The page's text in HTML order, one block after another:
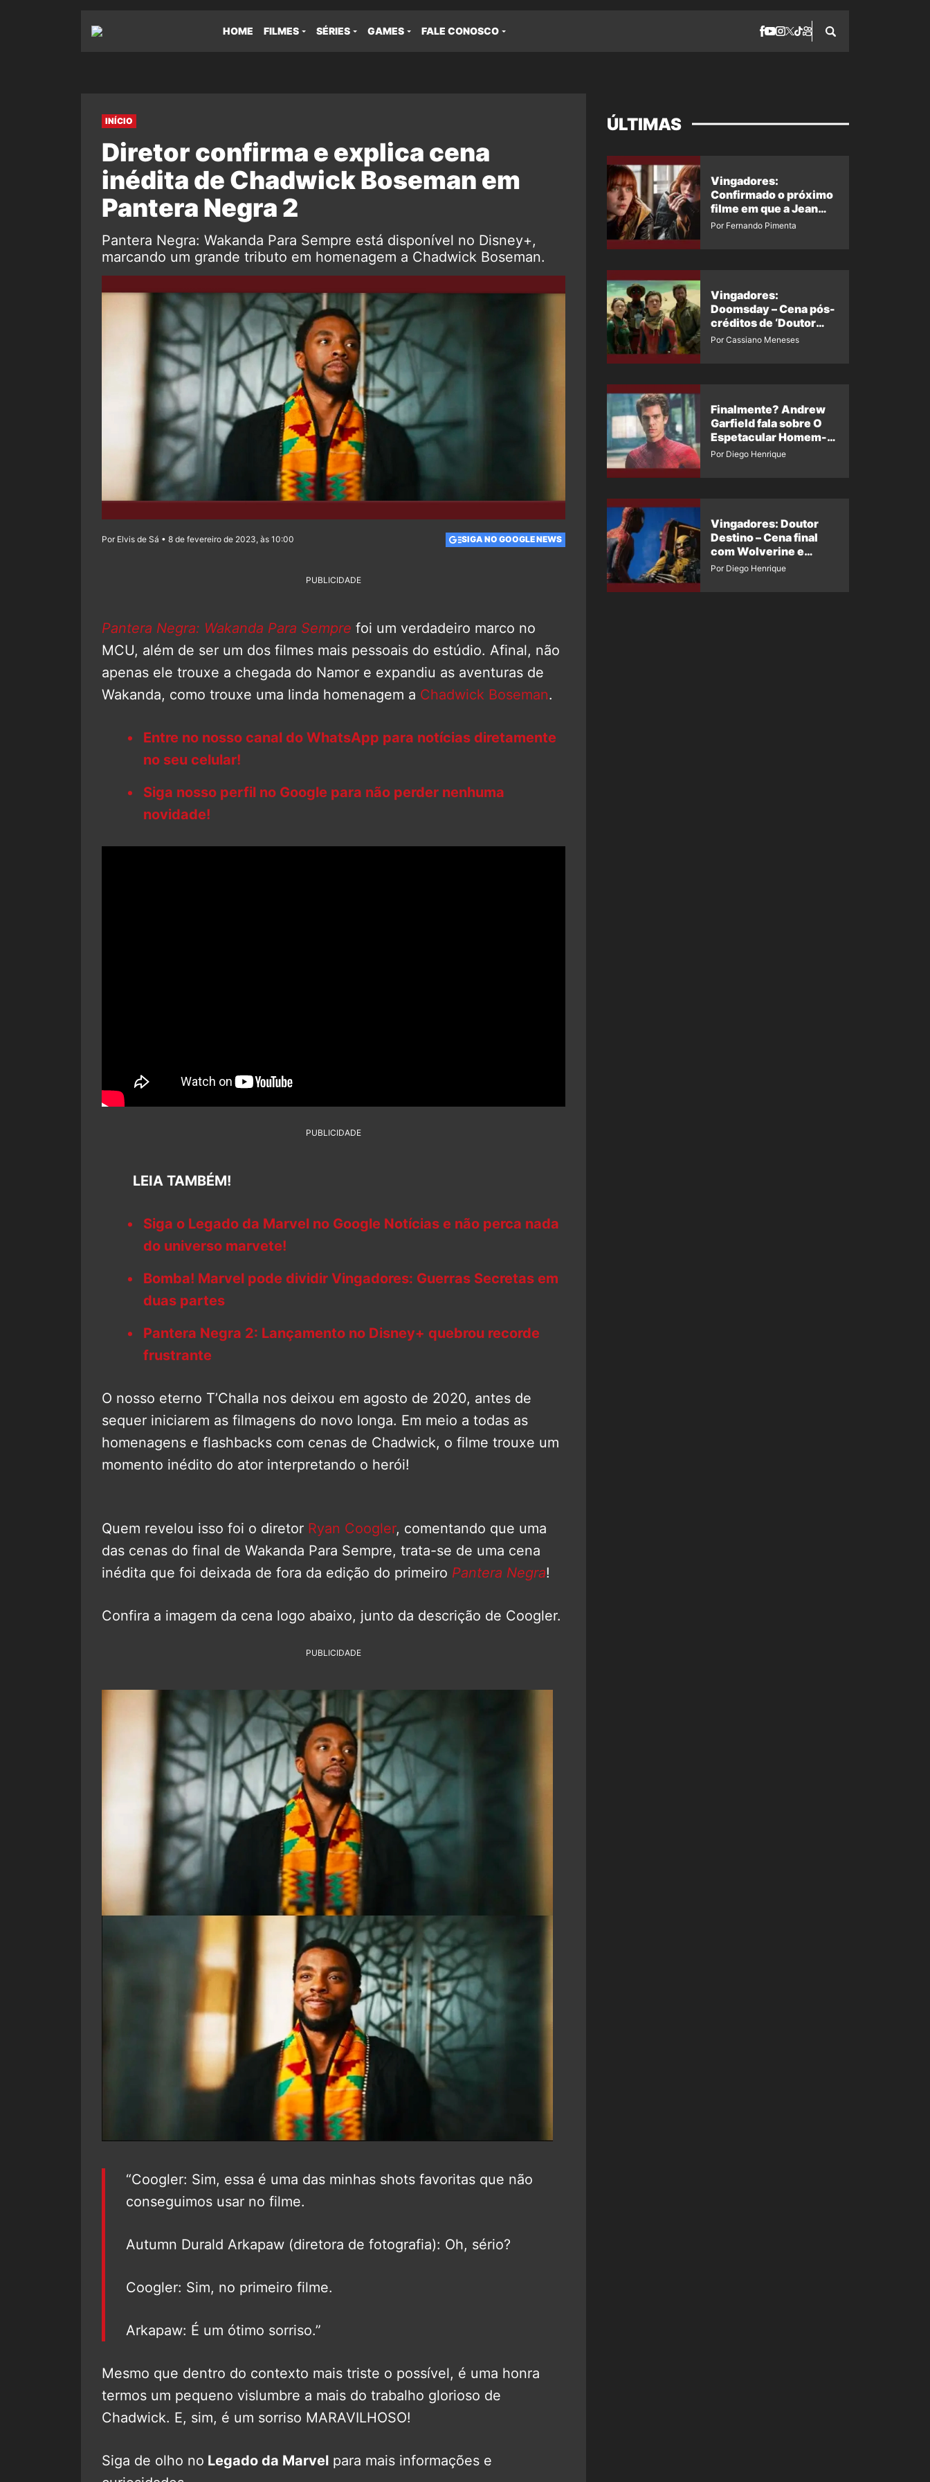
HOME FILMES SÉRIES GAMES FALE CONOSCO
INÍCIO
Diretor confirma e explica cena
inédita de Chadwick Boseman em
Pantera Negra 2
Pantera Negra: Wakanda Para Sempre está disponível no Disney+,
marcando um grande tributo em homenagem a Chadwick Boseman.
Por Elvis de Sá • 8 de fevereiro de 2023, às 10:00 SIGA NO GOOGLE NEWS
PUBLICIDADE
Pantera Negra: Wakanda Para Sempre foi um verdadeiro marco no
MCU, além de ser um dos filmes mais pessoais do estúdio. Afinal, não
apenas ele trouxe a chegada do Namor e expandiu as aventuras de
Wakanda, como trouxe uma linda homenagem a Chadwick Boseman.
Entre no nosso canal do WhatsApp para notícias diretamente
no seu celular!
Siga nosso perfil no Google para não perder nenhuma
novidade!
PUBLICIDADE
LEIA TAMBÉM!
Siga o Legado da Marvel no Google Notícias e não perca nada
do universo marvete!
Bomba! Marvel pode dividir Vingadores: Guerras Secretas em
duas partes
Pantera Negra 2: Lançamento no Disney+ quebrou recorde
frustrante
O nosso eterno T’Challa nos deixou em agosto de 2020, antes de
sequer iniciarem as filmagens do novo longa. Em meio a todas as
homenagens e flashbacks com cenas de Chadwick, o filme trouxe um
momento inédito do ator interpretando o herói!
Quem revelou isso foi o diretor Ryan Coogler, comentando que uma
das cenas do final de Wakanda Para Sempre, trata-se de uma cena
inédita que foi deixada de fora da edição do primeiro Pantera Negra!
Confira a imagem da cena logo abaixo, junto da descrição de Coogler.
PUBLICIDADE
“Coogler: Sim, essa é uma das minhas shots favoritas que não
conseguimos usar no filme.
Autumn Durald Arkapaw (diretora de fotografia): Oh, sério?
Coogler: Sim, no primeiro filme.
Arkapaw: É um ótimo sorriso.”
Mesmo que dentro do contexto mais triste o possível, é uma honra
termos um pequeno vislumbre a mais do trabalho glorioso de
Chadwick. E, sim, é um sorriso MARAVILHOSO!
Siga de olho no Legado da Marvel para mais informações e
ÚLTIMAS
Vingadores:
Confirmado o próximo
filme em que a Jean
Grey irá aparecer
Por Fernando Pimenta
Vingadores:
Doomsday – Cena pós-
créditos de ‘Doutor
Destino’ é revelada
Por Cassiano Meneses
Finalmente? Andrew
Garfield fala sobre O
Espetacular Homem-
Aranha 3
Por Diego Henrique
Vingadores: Doutor
Destino – Cena final
com Wolverine e
Homem-Aranha de
Por Diego Henrique